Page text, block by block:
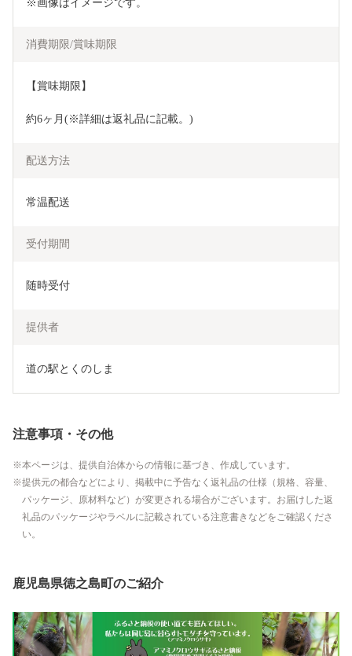
※画像はイメージです。
消費期限/賞味期限
【賞味期限】
約6ヶ月(※詳細は返礼品に記載。)
配送方法
常温配送
受付期間
随時受付
提供者
道の駅とくのしま
注意事項・その他
本ページは、提供自治体からの情報に基づき、作成しています。
提供元の都合などにより、掲載中に予告なく返礼品の仕様（規格、容量、
パッケージ、原材料など）が変更される場合がございます。お届けした返
礼品のパッケージやラベルに記載されている注意書きなどをご確認くださ
い。
鹿児島県徳之島町のご紹介